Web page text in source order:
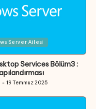
Server Ailesi
Services Bölüm3 :
19 Temmuz 2025